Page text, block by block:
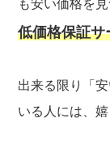
も安い価格を
低価格保証サ
出来る限り「
いる人には、